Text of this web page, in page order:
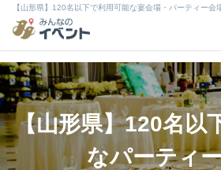
【山形県】120名以下で利用可能な宴会場・パーティー会
【山形県】120名以
なパーティ